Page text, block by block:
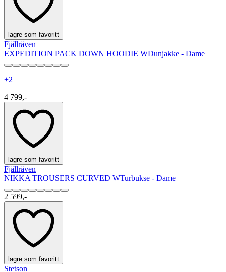
lagre som favoritt
Fjällräven
EXPEDITION PACK DOWN HOODIE WDunjakke - Dame
+2
4 799,-
lagre som favoritt
Fjällräven
NIKKA TROUSERS CURVED WTurbukse - Dame
2 599,-
lagre som favoritt
Stetson